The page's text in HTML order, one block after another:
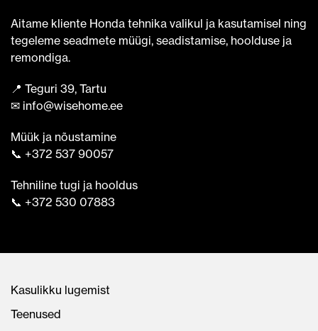
Aitame kliente Honda tehnika valikul ja kasutamisel ning
tegeleme seadmete müügi, seadistamise, hoolduse ja
remondiga.
📍 Teguri 39, Tartu
✉ info@wisehome.ee
Müük ja nõustamine
📞 +372 537 90057
Tehniline tugi ja hooldus
📞 +372 530 07883
Kasulikku lugemist
Teenused